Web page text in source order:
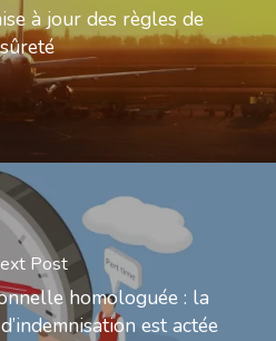
à jour des règles de
sûreté
Post
homologuée : la
est actée